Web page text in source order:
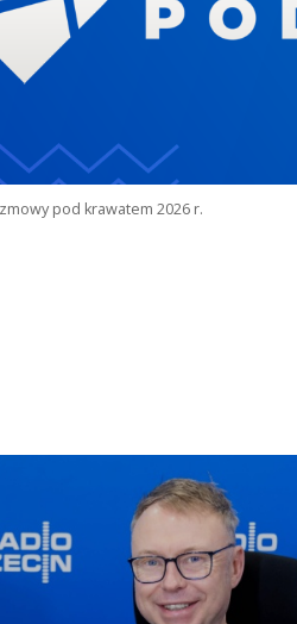
pod krawatem 2026 r.